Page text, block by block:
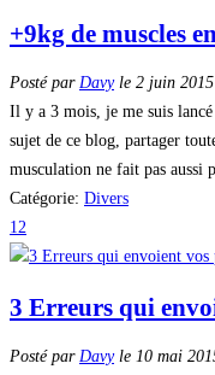
+9kg de muscles
Posté par Davyle 2 juin 2015
Il y a 3 mois, je me suis
sujet de ce blog, partager
musculation ne fait pas aussi
Catégorie: Divers
12
3 Erreurs qui
Posté par Davyle 10 mai